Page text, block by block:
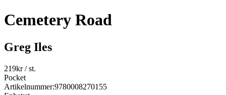
Cemetery Road
Greg Iles
219kr/ st.
Pocket
Artikelnummer:9780008270155